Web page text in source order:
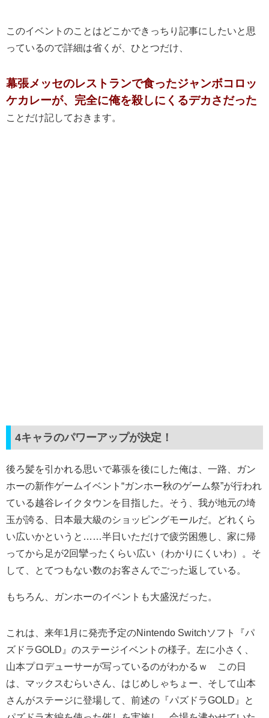
このイベントのことはどこかできっちり記事にしたいと思
っているので詳細は省くが、ひとつだけ、
幕張メッセのレストランで食ったジャンボコロッ
ケカレーが、完全に俺を殺しにくるデカさだった
ことだけ記しておきます。
4キャラのパワーアップが決定！
後ろ髪を引かれる思いで幕張を後にした俺は、一路、ガン
ホーの新作ゲームイベント“ガンホー秋のゲーム祭”が行われ
ている越谷レイクタウンを目指した。そう、我が地元の埼
玉が誇る、日本最大級のショッピングモールだ。どれくら
い広いかというと……半日いただけで疲労困憊し、家に帰
ってから足が2回攣ったくらい広い（わかりにくいわ）。そ
して、とてつもない数のお客さんでごった返している。
もちろん、ガンホーのイベントも大盛況だった。
これは、来年1月に発売予定のNintendo Switchソフト『パ
ズドラGOLD』のステージイベントの様子。左に小さく、
山本プロデューサーが写っているのがわかるｗ この日
は、マックスむらいさん、はじめしゃちょー、そして山本
さんがステージに登場して、前述の『パズドラGOLD』と